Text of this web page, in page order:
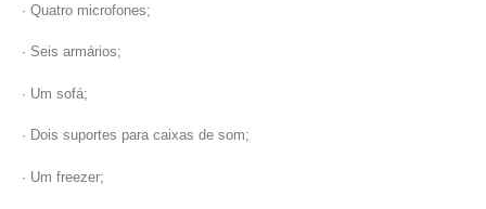
· Quatro microfones;
· Seis armários;
· Um sofá;
· Dois suportes para caixas de som;
· Um freezer;